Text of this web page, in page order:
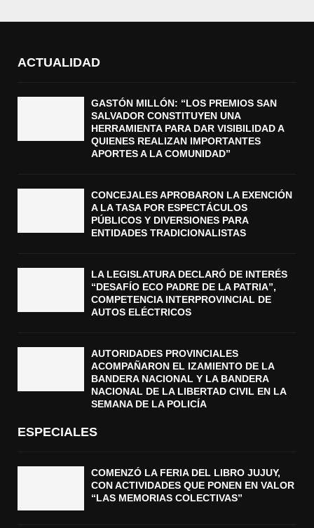
ACTUALIDAD
GASTÓN MILLÓN: “LOS PREMIOS SAN
SALVADOR CONSTITUYEN UNA
HERRAMIENTA PARA DAR VISIBILIDAD A
QUIENES REALIZAN IMPORTANTES
APORTES A LA COMUNIDAD”
CONCEJALES APROBARON LA EXENCIÓN
A LA TASA POR ESPECTÁCULOS
PÚBLICOS Y DIVERSIONES PARA
ENTIDADES TRADICIONALISTAS
LA LEGISLATURA DECLARÓ DE INTERÉS
“DESAFÍO ECO PADRE DE LA PATRIA”,
COMPETENCIA INTERPROVINCIAL DE
AUTOS ELÉCTRICOS
AUTORIDADES PROVINCIALES
ACOMPAÑARON EL IZAMIENTO DE LA
BANDERA NACIONAL Y LA BANDERA
NACIONAL DE LA LIBERTAD CIVIL EN LA
SEMANA DE LA POLICÍA
ESPECIALES
COMENZÓ LA FERIA DEL LIBRO JUJUY,
CON ACTIVIDADES QUE PONEN EN VALOR
“LAS MEMORIAS COLECTIVAS”